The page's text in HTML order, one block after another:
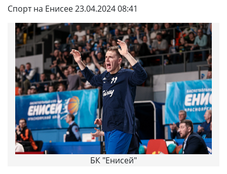
Спорт на Енисее23.04.2024 08:41
БК "Енисей"